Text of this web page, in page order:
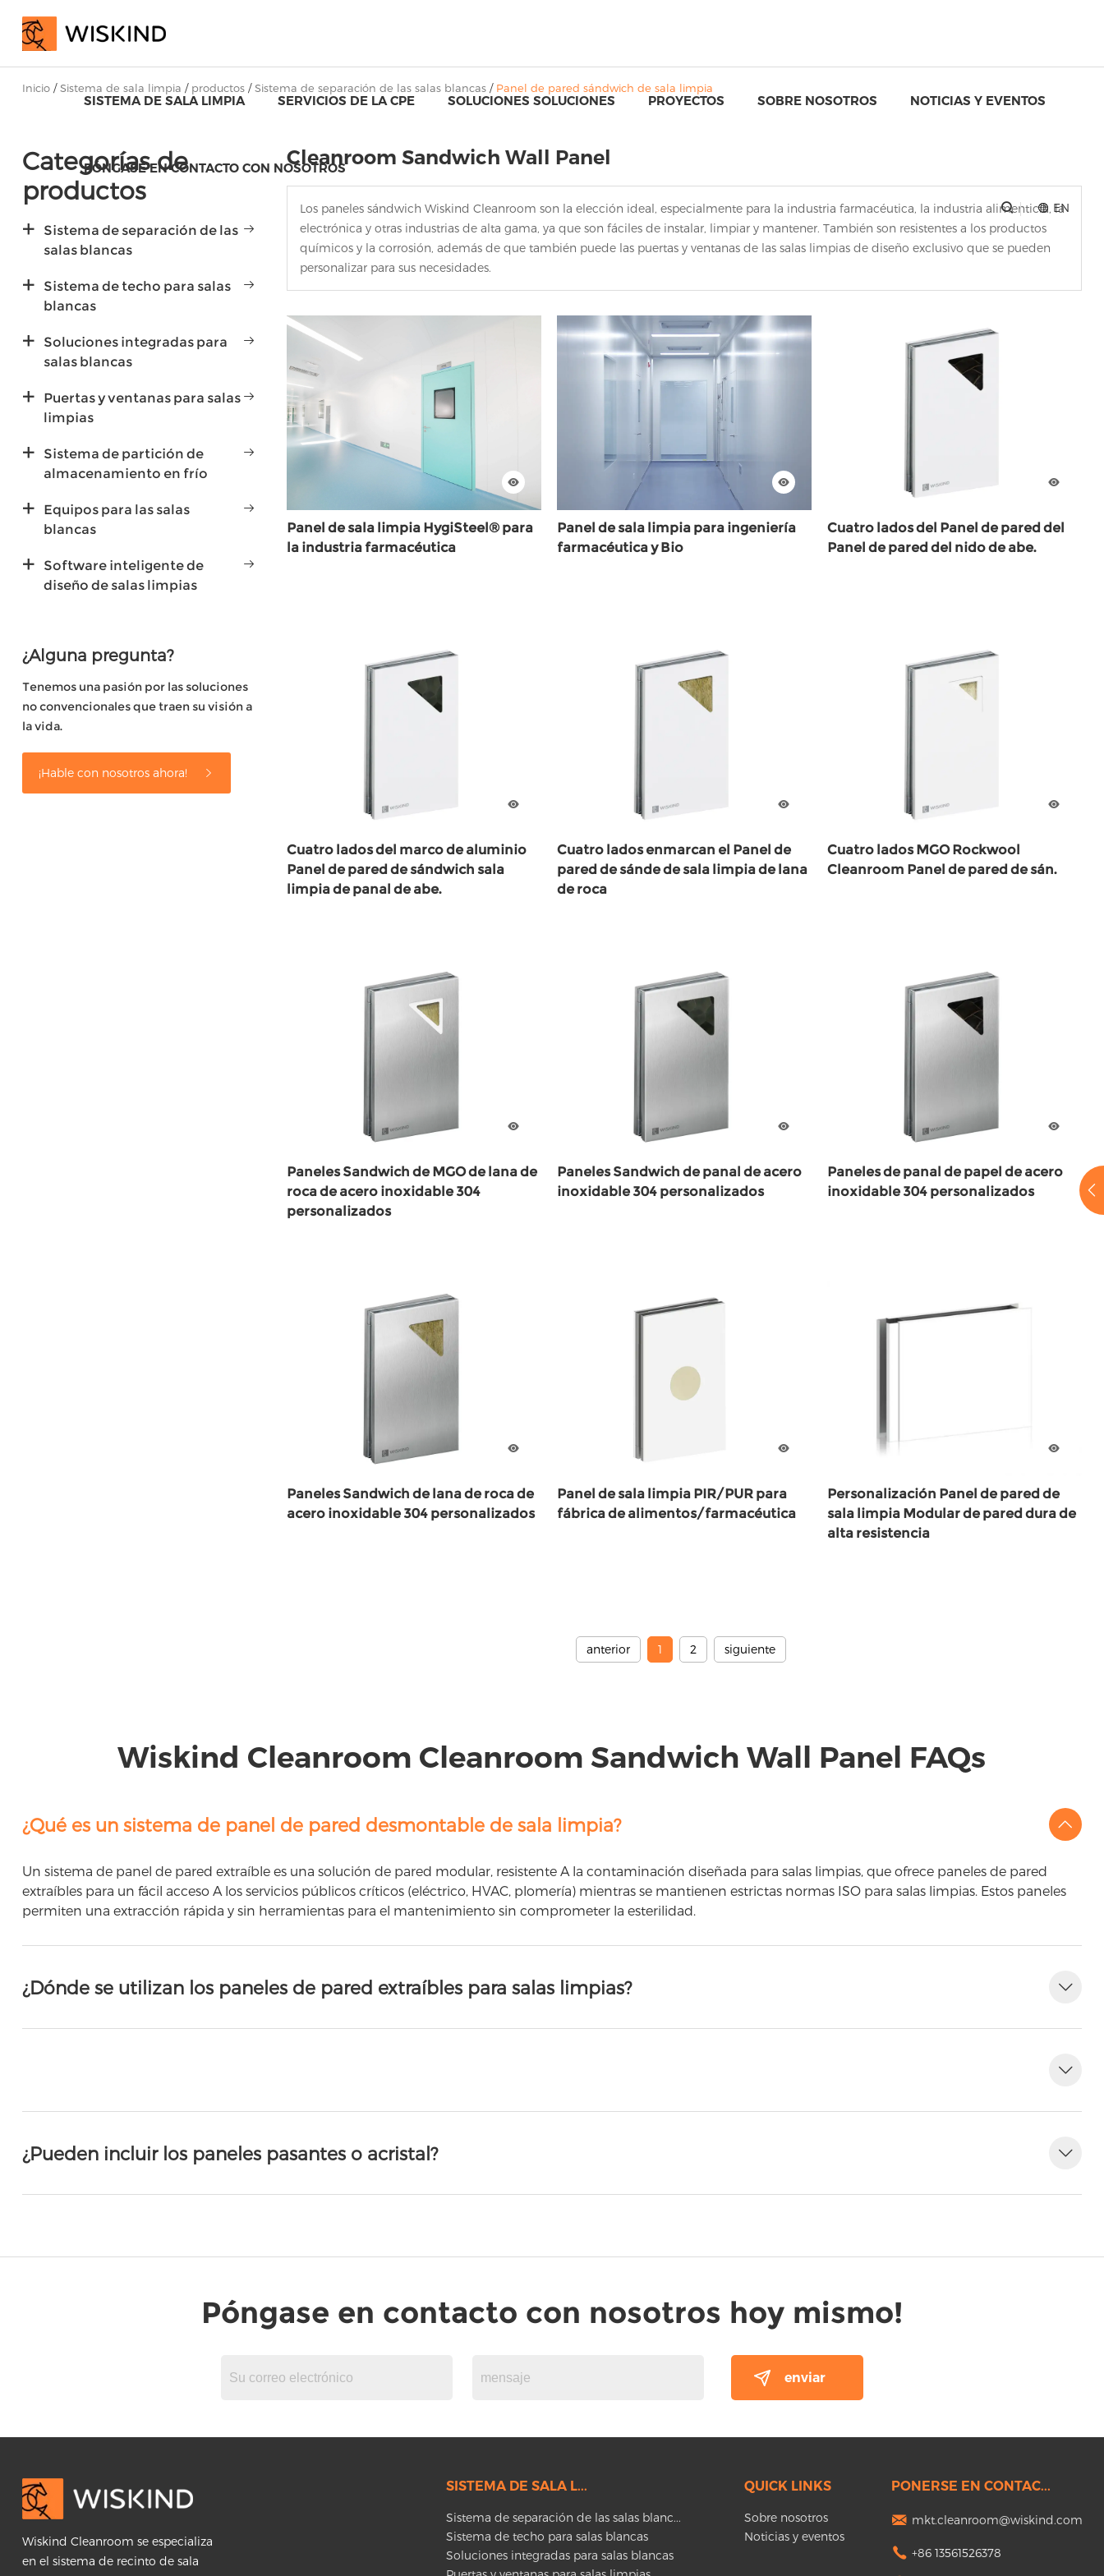
SISTEMA DE SALA LIMPIA SERVICIOS DE LA CPE SOLUCIONES SOLUCIONES PROYECTOS SOBRE NOSOTROS NOTICIAS Y EVENTOS
PÓNGASE EN CONTACTO CON NOSOTROS
EN
Inicio/Sistema de sala limpia / productos/Sistema de separación de las salas blancas/ Panel de pared sándwich de sala limpia
Categorías de
productos
Sistema de separación de las
salas blancas
Sistema de techo para salas
blancas
Soluciones integradas para
salas blancas
Puertas y ventanas para salas
limpias
Sistema de partición de
almacenamiento en frío
Equipos para las salas
blancas
Software inteligente de
diseño de salas limpias
¿Alguna pregunta?
Tenemos una pasión por las soluciones
no convencionales que traen su visión a
la vida.
¡Hable con nosotros ahora!
Cleanroom Sandwich Wall Panel
Los paneles sándwich Wiskind Cleanroom son la elección ideal, especialmente para la industria farmacéutica, la industria alimenticia, la
electrónica y otras industrias de alta gama, ya que son fáciles de instalar, limpiar y mantener. También son resistentes a los productos
químicos y la corrosión, además de que también puede las puertas y ventanas de las salas limpias de diseño exclusivo que se pueden
personalizar para sus necesidades.
Panel de sala limpia HygiSteel® para
la industria farmacéutica
Panel de sala limpia para ingeniería
farmacéutica y Bio
Cuatro lados del Panel de pared del
Panel de pared del nido de abe.
Cuatro lados del marco de aluminio
Panel de pared de sándwich sala
limpia de panal de abe.
Cuatro lados enmarcan el Panel de
pared de sánde de sala limpia de lana
de roca
Cuatro lados MGO Rockwool
Cleanroom Panel de pared de sán.
Paneles Sandwich de MGO de lana de
roca de acero inoxidable 304
personalizados
Paneles Sandwich de panal de acero
inoxidable 304 personalizados
Paneles de panal de papel de acero
inoxidable 304 personalizados
Paneles Sandwich de lana de roca de
acero inoxidable 304 personalizados
Panel de sala limpia PIR/PUR para
fábrica de alimentos/farmacéutica
Personalización Panel de pared de
sala limpia Modular de pared dura de
alta resistencia
anterior 1 2 siguiente
Wiskind Cleanroom Cleanroom Sandwich Wall Panel FAQs
¿Qué es un sistema de panel de pared desmontable de sala limpia?
Un sistema de panel de pared extraíble es una solución de pared modular, resistente A la contaminación diseñada para salas limpias, que ofrece paneles de pared
extraíbles para un fácil acceso A los servicios públicos críticos (eléctrico, HVAC, plomería) mientras se mantienen estrictas normas ISO para salas limpias. Estos paneles
permiten una extracción rápida y sin herramientas para el mantenimiento sin comprometer la esterilidad.
¿Dónde se utilizan los paneles de pared extraíbles para salas limpias?
¿Pueden incluir los paneles pasantes o acristal?
Póngase en contacto con nosotros hoy mismo!
Wiskind Cleanroom se especializa
en el sistema de recinto de sala
SISTEMA DE SALA L...
Sistema de separación de las salas blanc...
Sistema de techo para salas blancas
Soluciones integradas para salas blancas
QUICK LINKS
Sobre nosotros
Noticias y eventos
PONERSE EN CONTAC...
mkt.cleanroom@wiskind.com
+86 13561526378